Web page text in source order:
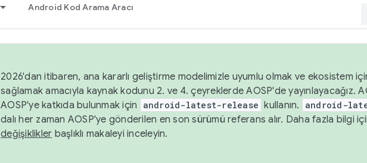
Android Kod Arama Aracı
2026'dan itibaren, ana kararlı geliştirme modelimizle uyumlu olmak ve ekosistem için
sağlamak amacıyla kaynak kodunu 2. ve 4. çeyreklerde AOSP'de yayınlayacağız.
AOSP'ye katkıda bulunmak için
android-latest-release kullanın. android-
dalı her zaman AOSP'ye gönderilen en son sürümü referans alır. Daha fazla bilgi
değişiklikler başlıklı makaleyi inceleyin.